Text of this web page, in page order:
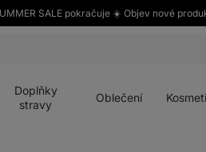
SALE pokračuje ☀️ Objev nové
Doplňky
stravy
Oblečení